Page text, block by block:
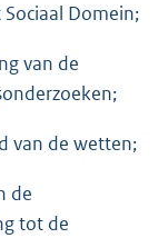
Domein;
van de
van de wetten;
de
tot de